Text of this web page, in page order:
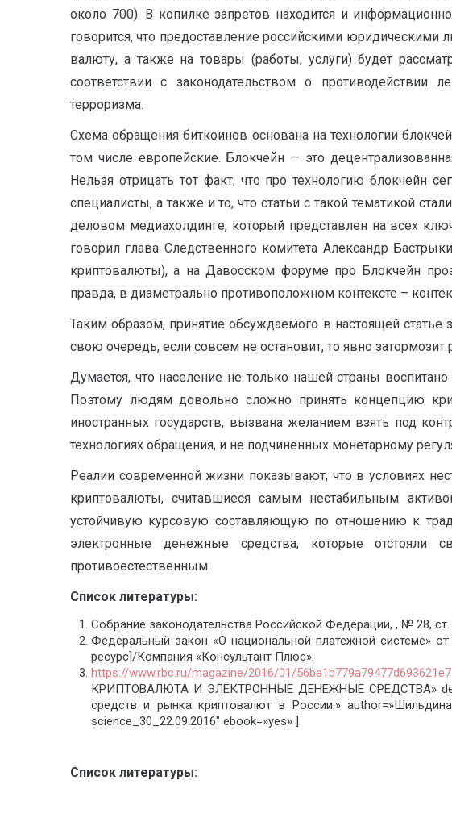
около 700). В копилке запретов находится и
говорится, что предоставление российскими юридическими
валюту, а также на товары (работы, услуги) будет
соответствии с законодательством о
терроризма.
Схема обращения биткоинов основана на технологии
том числе европейские. Блокчейн — это
Нельзя отрицать тот факт, что про технологию блокчейн
специалисты, а также и то, что статьи с такой тематикой
деловом медиахолдинге, который представлен на всех
говорил глава Следственного комитета Александр
криптовалюты), а на Давосском форуме про Блокчейн
правда, в диаметрально противоположном контексте –
Таким образом, принятие обсуждаемого в настоящей статье
свою очередь, если совсем не остановит, то явно
Думается, что население не только нашей страны
Поэтому людям довольно сложно принять концепцию
иностранных государств, вызвана желанием взять под
технологиях обращения, и не подчиненных монетарному
Реалии современной жизни показывают, что в условиях
криптовалюты, считавшиеся самым нестабильным
устойчивую курсовую составляющую по отношению к
электронные денежные средства, которые отстояли
противоестественным.
Список литературы:
Собрание законодательства Российской Федерации, , № 28, ст.
Федеральный закон «О национальной платежной системе»
ресурс]/Компания «Консультант Плюс».
https://www.rbc.ru/magazine/2016/01/56ba1b779a79477d693621e7
КРИПТОВАЛЮТА И ЭЛЕКТРОННЫЕ ДЕНЕЖНЫЕ СРЕДСТВА»
средств и рынка криптовалют в России.» author=»Шильдина
science_30_22.09.2016″ ebook=»yes» ]
Список литературы: